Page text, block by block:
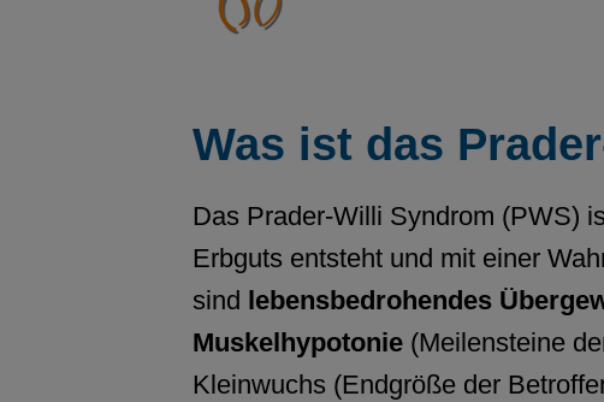
Was ist das
Das Prader-Willi Syndrom (PWS)
Erbguts entsteht und mit einer
sind lebensbedrohendes
Muskelhypotonie (Meilensteine
Kleinwuchs (Endgröße der